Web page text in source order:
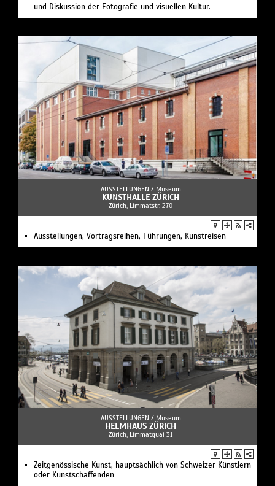
und Diskussion der Fotografie und visuellen Kultur.
AUSSTELLUNGEN / Museum
KUNSTHALLE ZÜRICH
Zürich, Limmatstr. 270
Ausstellungen, Vortragsreihen, Führungen, Kunstreisen
AUSSTELLUNGEN / Museum
HELMHAUS ZÜRICH
Zürich, Limmatquai 31
Zeitgenössische Kunst, hauptsächlich von Schweizer Künstlern
oder Kunstschaffenden